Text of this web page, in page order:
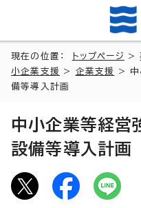
現在の位置： トップページ >
小企業支援
> 企業支援
> 中
備等導入計画
中小企業等経営
設備等導入計画